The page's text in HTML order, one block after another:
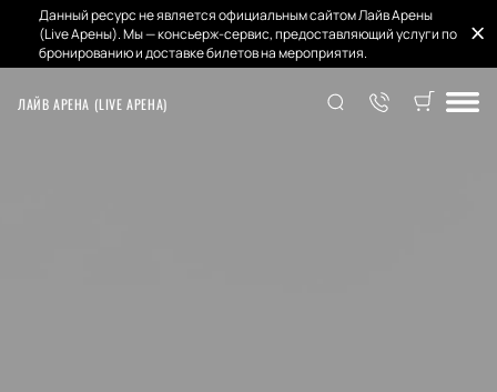
Данный ресурс не является официальным сайтом Лайв Арены
(Live Арены). Мы — консьерж-сервис, предоставляющий услуги по
бронированию и доставке билетов на мероприятия.
ЛАЙВ АРЕНА (LIVE АРЕНА)